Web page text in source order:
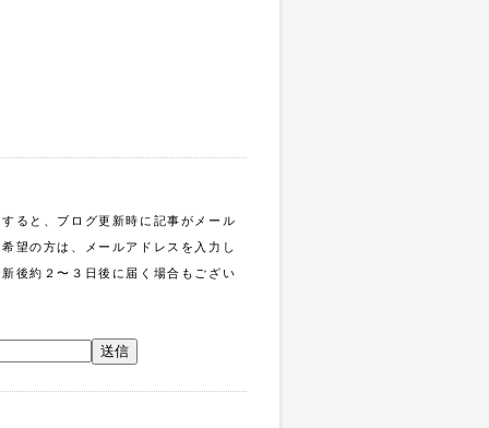
ると、ブログ更新時に記事がメール
望の方は、メールアドレスを入力し
後約２〜３日後に届く場合もござい